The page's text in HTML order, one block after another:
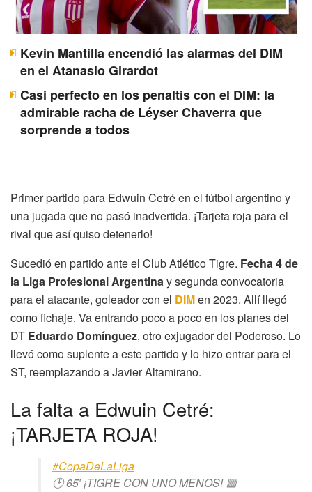
Kevin Mantilla encendió las alarmas del DIM
en el Atanasio Girardot
Casi perfecto en los penaltis con el DIM: la
admirable racha de Léyser Chaverra que
sorprende a todos
Primer partido para Edwuin Cetré en el fútbol argentino y
una jugada que no pasó inadvertida. ¡Tarjeta roja para el
rival que así quiso detenerlo!
Sucedió en partido ante el Club Atlético Tigre. Fecha 4 de
la Liga Profesional Argentina y segunda convocatoria
para el atacante, goleador con el DIMen 2023. Allí llegó
como fichaje. Va entrando poco a poco en los planes del
DT Eduardo Domínguez, otro exjugador del Poderoso. Lo
llevó como suplente a este partido y lo hizo entrar para el
ST, reemplazando a Javier Altamirano.
La falta a Edwuin Cetré:
¡TARJETA ROJA!
#CopaDeLaLiga
🕑 65′ ¡TIGRE CON UNO MENOS! 🟥